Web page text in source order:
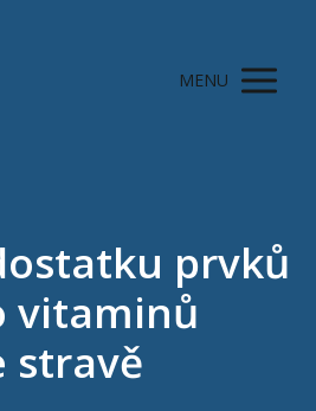
MENU
prvků
vitaminů
stravě